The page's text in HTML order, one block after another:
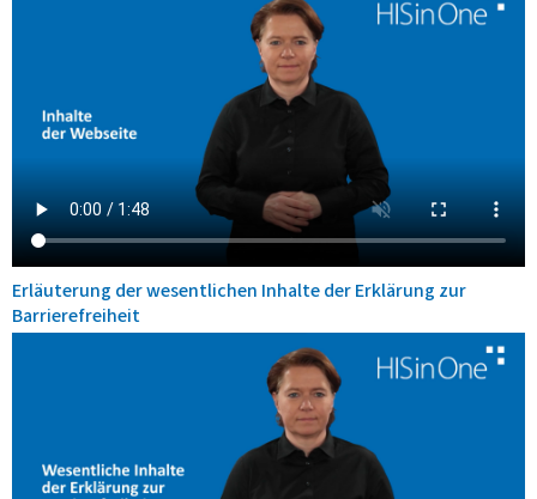
Erläuterung der wesentlichen Inhalte der Erklärung zur
Barrierefreiheit